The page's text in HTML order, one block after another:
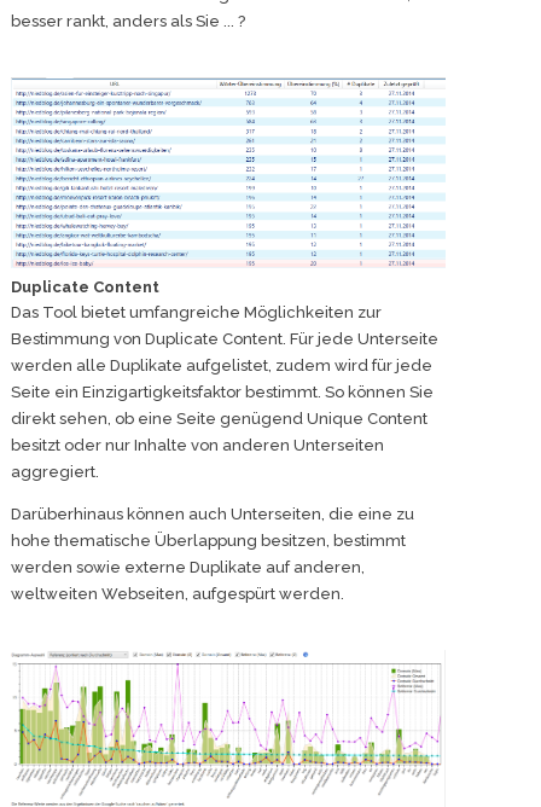
besser rankt, anders als Sie ... ?
Duplicate Content
Das Tool bietet umfangreiche Möglichkeiten zur
Bestimmung von Duplicate Content. Für jede Unterseite
werden alle Duplikate aufgelistet, zudem wird für jede
Seite ein Einzigartigkeitsfaktor bestimmt. So können Sie
direkt sehen, ob eine Seite genügend Unique Content
besitzt oder nur Inhalte von anderen Unterseiten
aggregiert.
Darüberhinaus können auch Unterseiten, die eine zu
hohe thematische Überlappung besitzen, bestimmt
werden sowie externe Duplikate auf anderen,
weltweiten Webseiten, aufgespürt werden.